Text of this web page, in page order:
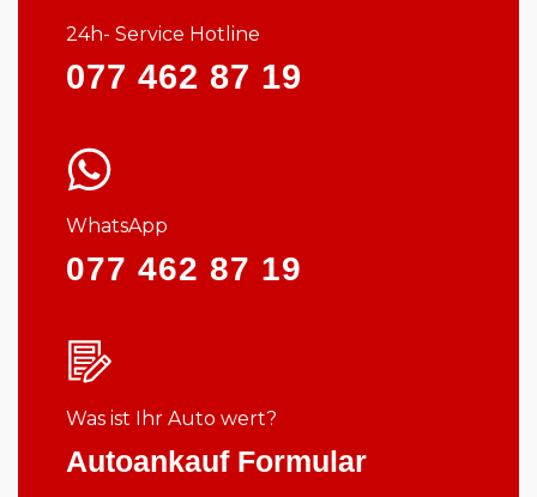
24h- Service Hotline
077 462 87 19
WhatsApp
077 462 87 19
Was ist Ihr Auto wert?
Autoankauf Formular